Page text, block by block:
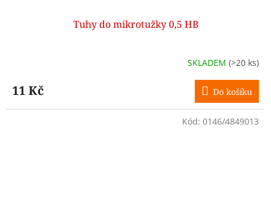
Tuhy do mikrotužky 0,5 HB
SKLADEM (>20 ks)
11 Kč Do košíku
Kód: 0146/4849013